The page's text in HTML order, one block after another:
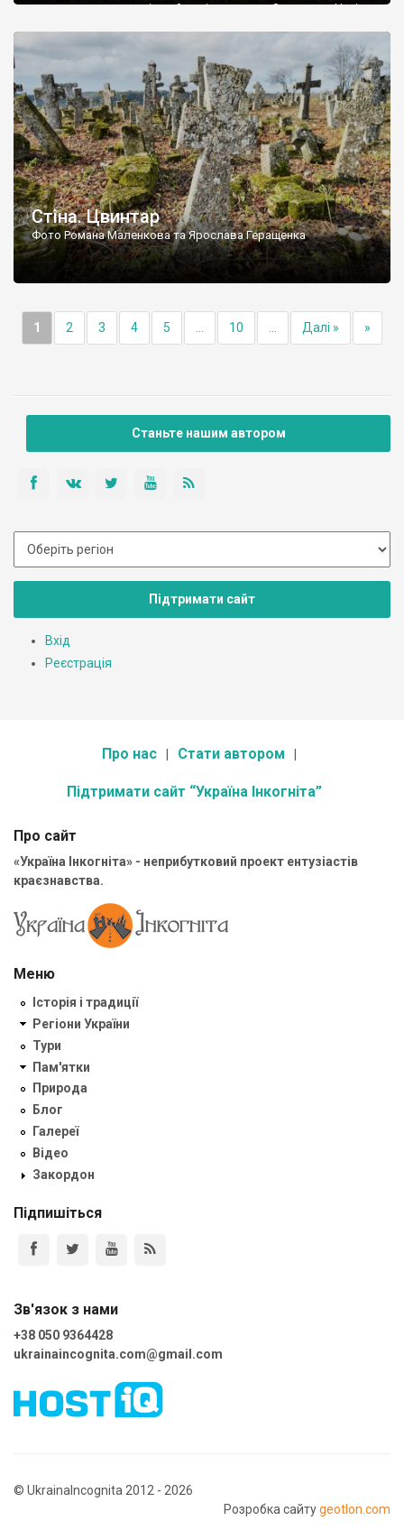
поховали на цвинтарі, який тоді називався Замковим. Нині на
ньому чимало хрестів 19 століття, є такі, де епітафії стер […]
Стіна. Цвинтар
Фото Романа Маленкова та Ярослава Геращенка
1 2 3 4 5 10 Далі » »
Станьте нашим автором
Підтримати сайт
Вхід
Реєстрація
Про нас Стати автором
Підтримати сайт “Україна Інкогніта”
Про сайт
«Україна Інкогніта» - неприбутковий проект ентузіастів
краєзнавства.
Меню
Історія і традиції
Регіони України
Тури
Пам'ятки
Природа
Блог
Галереї
Відео
Закордон
Підпишіться
Зв'язок з нами
+38 050 9364428
ukrainaincognita.com@gmail.com
© UkrainaIncognita 2012 - 2026
Розробка сайтуgeotlon.com